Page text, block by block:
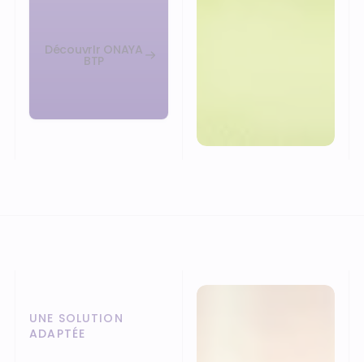
DécouvrIr ONAYA
BTP
UNE SOLUTION
ADAPTÉE